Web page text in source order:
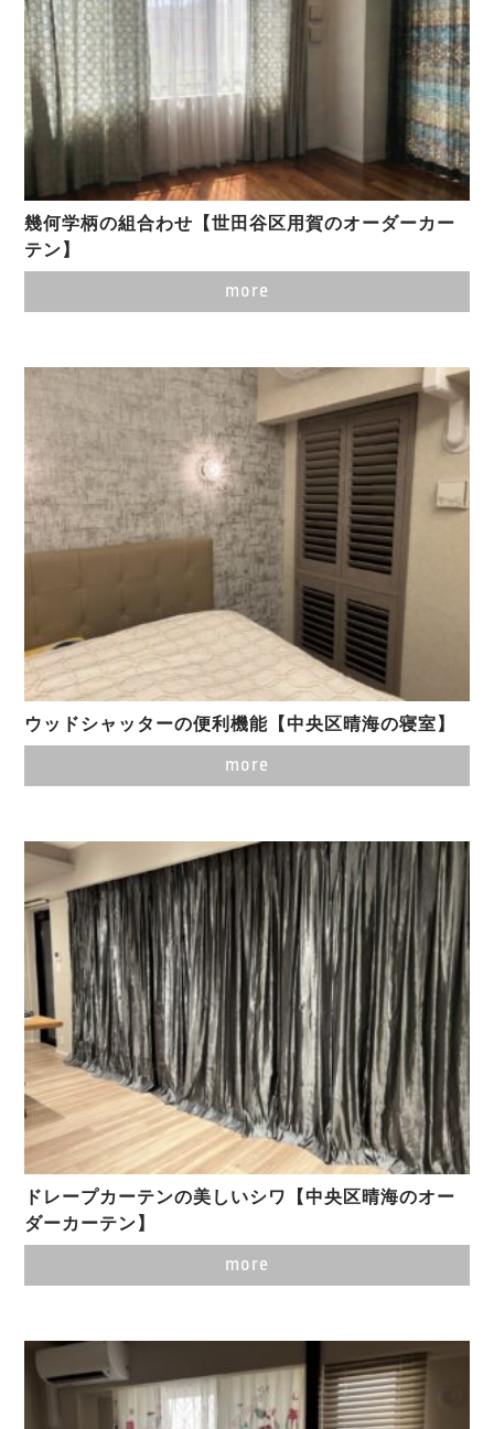
幾何学柄の組合わせ【世田谷区用賀のオーダーカー
テン】
more
ウッドシャッターの便利機能【中央区晴海の寝室】
more
ドレープカーテンの美しいシワ【中央区晴海のオー
ダーカーテン】
more